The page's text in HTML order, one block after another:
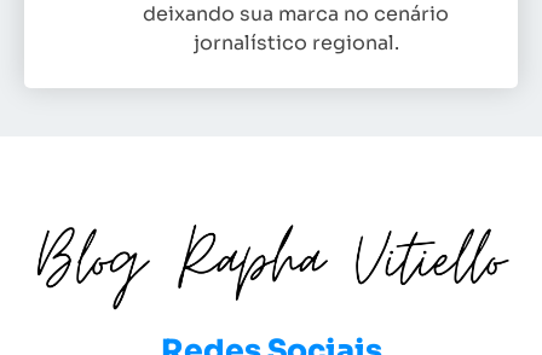
deixando sua marca no cenário
jornalístico regional.